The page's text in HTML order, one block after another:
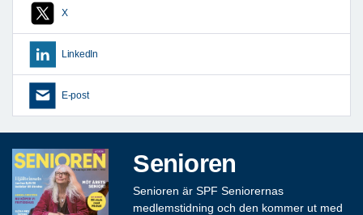
X
LinkedIn
E-post
Senioren
Senioren är SPF Seniorernas
medlemstidning och den kommer ut med